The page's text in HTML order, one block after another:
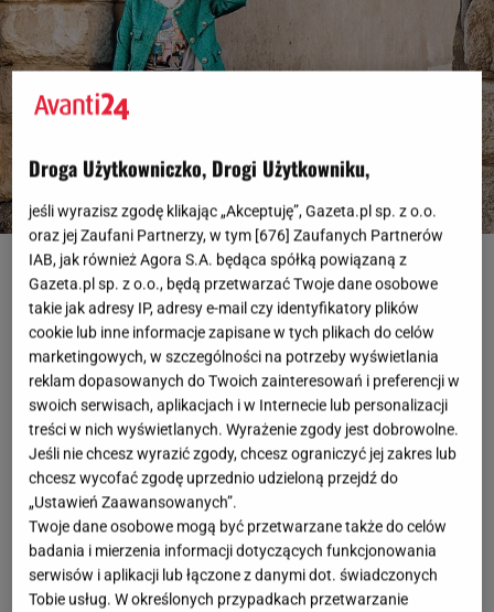
Fot. Instagram/mycodeofstyle
OTWÓRZ GALERIĘ (3)
Ubrania od Chanel, którakobietao nich nie marzy?
Jednak cena bywa zaporowa, ale nie przejmujmy
się.Teraz w Sinsay znajdziemy kardigan w stylu
Chanel. Elegancki sweter kosztuje 69,99 zł.
Chanel - marzenie o modzie najwyższych lotów
Kobiety kochają modę i bacznie śledzątrendy, które
wplatają w swoje stylizacje. Jednak są w modzie
Droga Użytkowniczko, Drogi Użytkowniku,
jeśli wyrazisz zgodę klikając „Akceptuję”, Gazeta.pl sp. z o.o.
oraz jej Zaufani Partnerzy, w tym [676] Zaufanych Partnerów
IAB, jak również Agora S.A. będąca spółką powiązaną z
Gazeta.pl sp. z o.o., będą przetwarzać Twoje dane osobowe
takie jak adresy IP, adresy e-mail czy identyfikatory plików
cookie lub inne informacje zapisane w tych plikach do celów
marketingowych, w szczególności na potrzeby wyświetlania
reklam dopasowanych do Twoich zainteresowań i preferencji w
swoich serwisach, aplikacjach i w Internecie lub personalizacji
treści w nich wyświetlanych. Wyrażenie zgody jest dobrowolne.
Jeśli nie chcesz wyrazić zgody, chcesz ograniczyć jej zakres lub
chcesz wycofać zgodę uprzednio udzieloną przejdź do
„Ustawień Zaawansowanych”.
Twoje dane osobowe mogą być przetwarzane także do celów
badania i mierzenia informacji dotyczących funkcjonowania
serwisów i aplikacji lub łączone z danymi dot. świadczonych
Tobie usług. W określonych przypadkach przetwarzanie